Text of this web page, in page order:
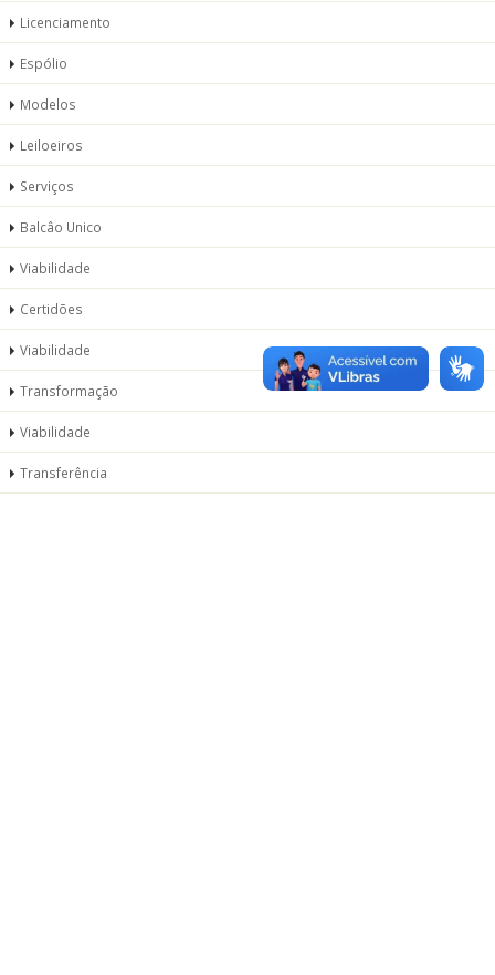
Licenciamento
Espólio
Modelos
Leiloeiros
Serviços
Balcâo Unico
Viabilidade
Certidões
Viabilidade
Transformação
Viabilidade
Transferência